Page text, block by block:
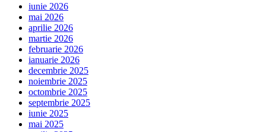
iunie 2026
mai 2026
aprilie 2026
martie 2026
februarie 2026
ianuarie 2026
decembrie 2025
noiembrie 2025
octombrie 2025
septembrie 2025
iunie 2025
mai 2025